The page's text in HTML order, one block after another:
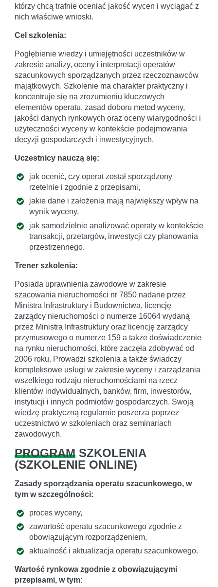
którzy chcą trafnie oceniać jakość wycen i wyciągać z
nich właściwe wnioski.
Cel szkolenia:
Pogłębienie wiedzy i umiejętności uczestników w
zakresie analizy, oceny i interpretacji operatów
szacunkowych sporządzanych przez rzeczoznawców
majątkowych. Szkolenie ma charakter praktyczny i
koncentruje się na zrozumieniu kluczowych
elementów operatu, zasad doboru metod wyceny,
jakości danych rynkowych oraz oceny wiarygodności i
użyteczności wyceny w kontekście podejmowania
decyzji gospodarczych i inwestycyjnych.
Uczestnicy nauczą się:
jak ocenić, czy operat został sporządzony
rzetelnie i zgodnie z przepisami,
jakie dane i założenia mają największy wpływ na
wynik wyceny,
jak samodzielnie analizować operaty w kontekście
transakcji, przetargów, inwestycji czy planowania
przestrzennego.
Trener szkolenia:
Posiada uprawnienia zawodowe w zakresie
szacowania nieruchomości nr 7850 nadane przez
Ministra Infrastruktury i Budownictwa, licencję
zarządcy nieruchomości o numerze 16064 wydaną
przez Ministra Infrastruktury oraz licencję zarządcy
przymusowego o numerze 159 a także doświadczenie
na rynku nieruchomości, które zaczęła zdobywać od
2006 roku. Prowadzi szkolenia a także świadczy
kompleksowe usługi w zakresie wyceny i zarządzania
wszelkiego rodzaju nieruchomościami na rzecz
klientów indywidualnych, banków, firm, inwestorów,
instytucji i innych podmiotów gospodarczych. Swoją
wiedzę praktyczną regularnie poszerza poprzez
uczestnictwo w szkoleniach oraz seminariach
zawodowych.
PROGRAM SZKOLENIA
(SZKOLENIE ONLINE)
Zasady sporządzania operatu szacunkowego, w
tym w szczególności:
proces wyceny,
zawartość operatu szacunkowego zgodnie z
obowiązującym rozporządzeniem,
aktualność i aktualizacja operatu szacunkowego.
Wartość rynkowa zgodnie z obowiązującymi
przepisami, w tym: